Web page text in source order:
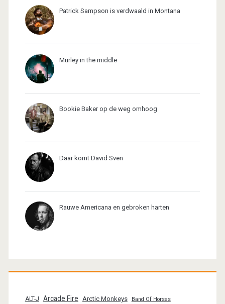
Patrick Sampson is verdwaald in Montana
Murley in the middle
Bookie Baker op de weg omhoog
Daar komt David Sven
Rauwe Americana en gebroken harten
ALT-J Arcade Fire Arctic Monkeys Band Of Horses